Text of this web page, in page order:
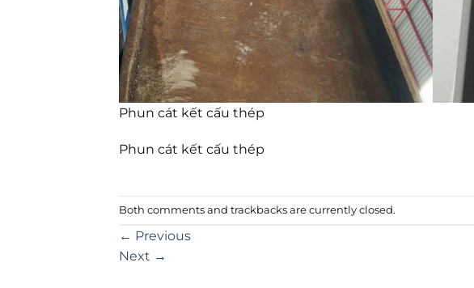
Phun cát kết cấu thép
Phun cát kết cấu thép
Both comments and trackbacks are currently closed.
← Previous
Next →